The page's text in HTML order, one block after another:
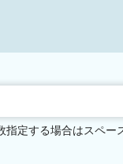
指定する場合はスペー